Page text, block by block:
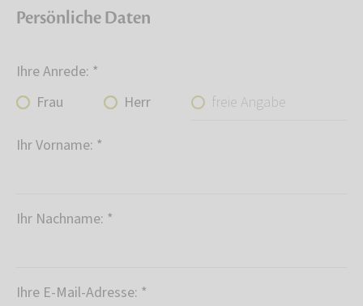
Persönliche Daten
Ihre Anrede: *
Frau
Herr freie Angabe
Ihr Vorname: *
Ihr Nachname: *
Ihre E-Mail-Adresse: *